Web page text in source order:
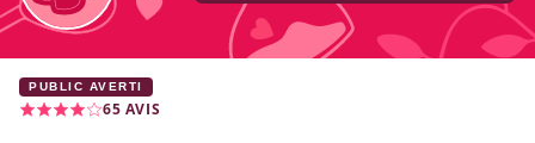
PUBLIC AVERTI
65 AVIS